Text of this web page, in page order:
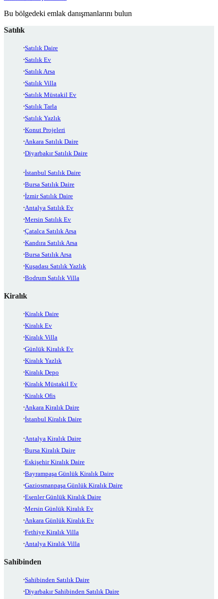
Bu bölgedeki emlak danışmanlarını bulun
Satılık
Satılık Daire
Satılık Ev
Satılık Arsa
Satılık Villa
Satılık Müstakil Ev
Satılık Tarla
Satılık Yazlık
Konut Projeleri
Ankara Satılık Daire
Diyarbakır Satılık Daire
İstanbul Satılık Daire
Bursa Satılık Daire
İzmir Satılık Daire
Antalya Satılık Ev
Mersin Satılık Ev
Çatalca Satılık Arsa
Kandıra Satılık Arsa
Bursa Satılık Arsa
Kuşadası Satılık Yazlık
Bodrum Satılık Villa
Kiralık
Kiralık Daire
Kiralık Ev
Kiralık Villa
Günlük Kiralık Ev
Kiralık Yazlık
Kiralık Depo
Kiralık Müstakil Ev
Kiralık Ofis
Ankara Kiralık Daire
İstanbul Kiralık Daire
Antalya Kiralık Daire
Bursa Kiralık Daire
Eskişehir Kiralık Daire
Bayrampaşa Günlük Kiralık Daire
Gaziosmanpaşa Günlük Kiralık Daire
Esenler Günlük Kiralık Daire
Mersin Günlük Kiralık Ev
Ankara Günlük Kiralık Ev
Fethiye Kiralık Villa
Antalya Kiralık Villa
Sahibinden
Sahibinden Satılık Daire
Diyarbakır Sahibinden Satılık Daire